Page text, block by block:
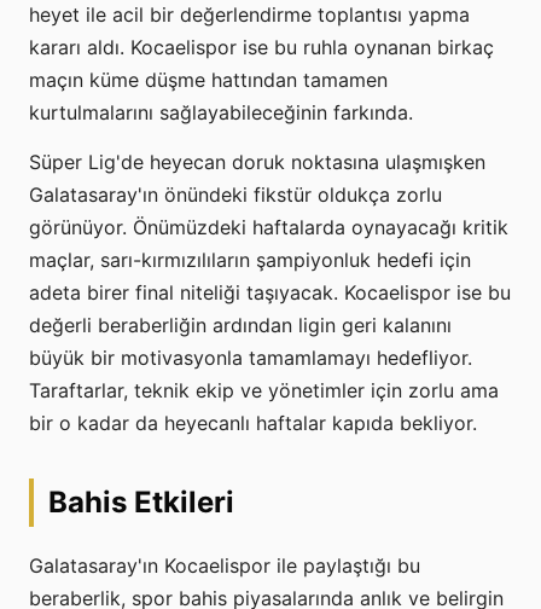
heyet ile acil bir değerlendirme toplantısı yapma
kararı aldı. Kocaelispor ise bu ruhla oynanan birkaç
maçın küme düşme hattından tamamen
kurtulmalarını sağlayabileceğinin farkında.
Süper Lig'de heyecan doruk noktasına ulaşmışken
Galatasaray'ın önündeki fikstür oldukça zorlu
görünüyor. Önümüzdeki haftalarda oynayacağı kritik
maçlar, sarı-kırmızılıların şampiyonluk hedefi için
adeta birer final niteliği taşıyacak. Kocaelispor ise bu
değerli beraberliğin ardından ligin geri kalanını
büyük bir motivasyonla tamamlamayı hedefliyor.
Taraftarlar, teknik ekip ve yönetimler için zorlu ama
bir o kadar da heyecanlı haftalar kapıda bekliyor.
Bahis Etkileri
Galatasaray'ın Kocaelispor ile paylaştığı bu
beraberlik, spor bahis piyasalarında anlık ve belirgin